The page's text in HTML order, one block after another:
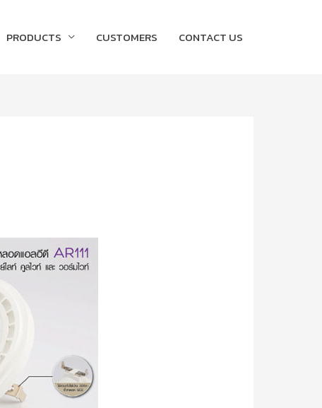
PRODUCTS CUSTOMERS CONTACT US